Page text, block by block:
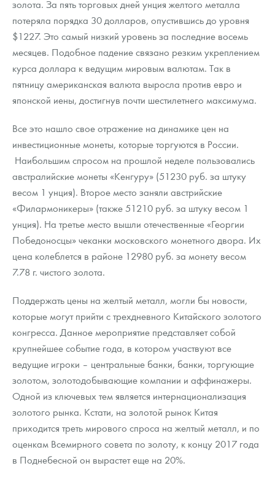
золота. За пять торговых дней унция желтого металла
потеряла порядка 30 долларов, опустившись до уровня
$1227. Это самый низкий уровень за последние восемь
месяцев. Подобное падение связано резким укреплением
курса доллара к ведущим мировым валютам. Так в
пятницу американская валюта выросла против евро и
японской иены, достигнув почти шестилетнего максимума.
Все это нашло свое отражение на динамике цен на
инвестиционные монеты, которые торгуются в России.
Наибольшим спросом на прошлой неделе пользовались
австралийские монеты «Кенгуру» (51230 руб. за штуку
весом 1 унция). Второе место заняли австрийские
«Филармоникеры» (также 51210 руб. за штуку весом 1
унция). На третье место вышли отечественные «Георгии
Победоносцы» чеканки московского монетного двора. Их
цена колеблется в районе 12980 руб. за монету весом
7.78 г. чистого золота.
Поддержать цены на желтый металл, могли бы новости,
которые могут прийти с трехдневного Китайского золотого
конгресса. Данное мероприятие представляет собой
крупнейшее событие года, в котором участвуют все
ведущие игроки – центральные банки, банки, торгующие
золотом, золотодобывающие компании и аффинажеры.
Одной из ключевых тем является интернационализация
золотого рынка. Кстати, на золотой рынок Китая
приходится треть мирового спроса на желтый металл, и по
оценкам Всемирного совета по золоту, к концу 2017 года
в Поднебесной он вырастет еще на 20%.